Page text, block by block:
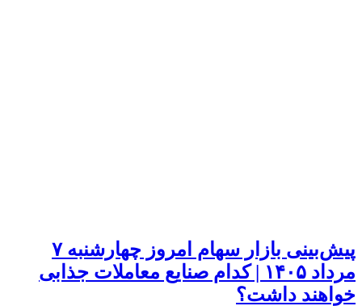
پیش‌بینی بازار سهام امروز چهارشنبه ۷
مرداد ۱۴۰۵ | کدام صنایع معاملات جذابی
خواهند داشت؟